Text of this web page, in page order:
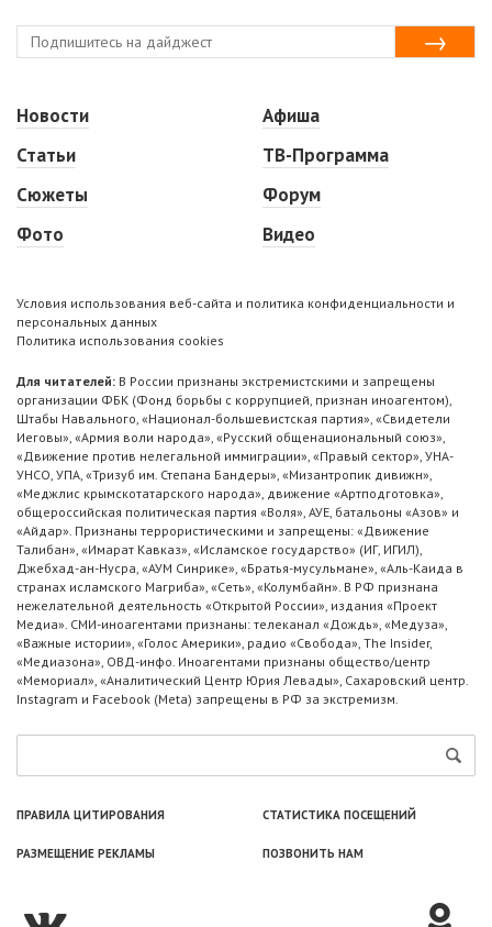
Новости
Статьи
Сюжеты
Фото
Афиша
ТВ-Программа
Форум
Видео
Условия использования веб-сайта и политика конфиденциальности и
персональных данных
Политика использования cookies
Для читателей: В России признаны экстремистскими и запрещены
организации ФБК (Фонд борьбы с коррупцией, признан иноагентом),
Штабы Навального, «Национал-большевистская партия», «Свидетели
Иеговы», «Армия воли народа», «Русский общенациональный союз»,
«Движение против нелегальной иммиграции», «Правый сектор», УНА-
УНСО, УПА, «Тризуб им. Степана Бандеры», «Мизантропик дивижн»,
«Меджлис крымскотатарского народа», движение «Артподготовка»,
общероссийская политическая партия «Воля», АУЕ, батальоны «Азов» и
«Айдар». Признаны террористическими и запрещены: «Движение
Талибан», «Имарат Кавказ», «Исламское государство» (ИГ, ИГИЛ),
Джебхад-ан-Нусра, «АУМ Синрике», «Братья-мусульмане», «Аль-Каида в
странах исламского Магриба», «Сеть», «Колумбайн». В РФ признана
нежелательной деятельность «Открытой России», издания «Проект
Медиа». СМИ-иноагентами признаны: телеканал «Дождь», «Медуза»,
«Важные истории», «Голос Америки», радио «Свобода», The Insider,
«Медиазона», ОВД-инфо. Иноагентами признаны общество/центр
«Мемориал», «Аналитический Центр Юрия Левады», Сахаровский центр.
Instagram и Facebook (Metа) запрещены в РФ за экстремизм.
ПРАВИЛА ЦИТИРОВАНИЯ СТАТИСТИКА ПОСЕЩЕНИЙ
РАЗМЕЩЕНИЕ РЕКЛАМЫ ПОЗВОНИТЬ НАМ